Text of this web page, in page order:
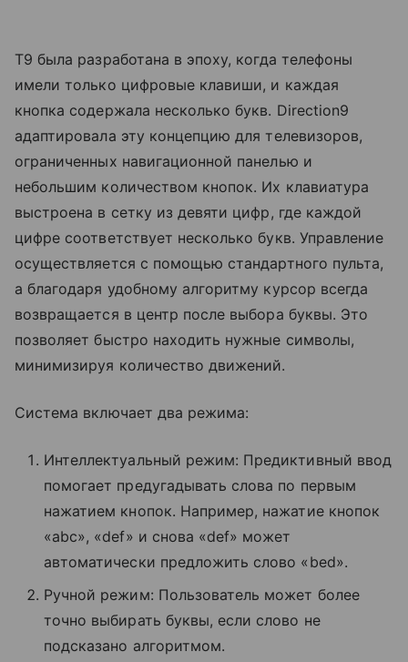
T9 была разработана в эпоху, когда телефоны
имели только цифровые клавиши, и каждая
кнопка содержала несколько букв. Direction9
адаптировала эту концепцию для телевизоров,
ограниченных навигационной панелью и
небольшим количеством кнопок. Их клавиатура
выстроена в сетку из девяти цифр, где каждой
цифре соответствует несколько букв. Управление
осуществляется с помощью стандартного пульта,
а благодаря удобному алгоритму курсор всегда
возвращается в центр после выбора буквы. Это
позволяет быстро находить нужные символы,
минимизируя количество движений.
Система включает два режима:
Интеллектуальный режим: Предиктивный ввод
помогает предугадывать слова по первым
нажатием кнопок. Например, нажатие кнопок
«abc», «def» и снова «def» может
автоматически предложить слово «bed».
Ручной режим: Пользователь может более
точно выбирать буквы, если слово не
подсказано алгоритмом.